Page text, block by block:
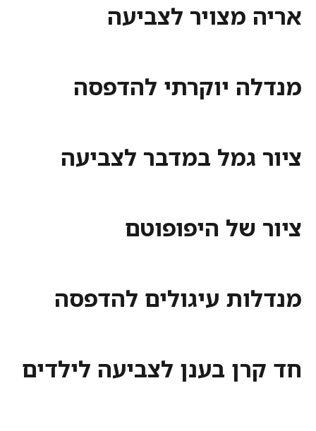
אריה מצויר לצביעה
מנדלה יוקרתי להדפסה
ציור גמל במדבר לצביעה
ציור של היפופוטם
מנדלות עיגולים להדפסה
חד קרן בענן לצביעה לילדים